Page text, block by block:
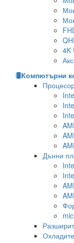
4K
Компютърни
Дънни